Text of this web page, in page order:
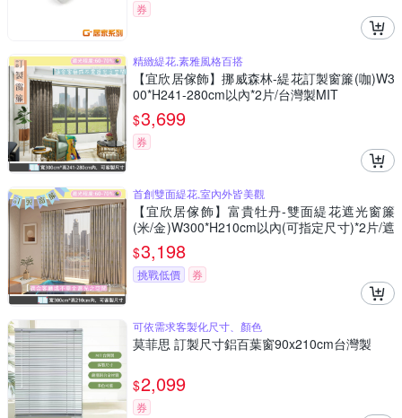
券
精緻緹花,素雅風格百搭
【宜欣居傢飾】挪威森林-緹花訂製窗簾(咖)W3
00*H241-280cm以內*2片/台灣製MIT
$3,699
券
首創雙面緹花,室內外皆美觀
【宜欣居傢飾】富貴牡丹-雙面緹花遮光窗簾
(米/金)W300*H210cm以內(可指定尺寸)*2片/遮
光/摺景/落地/窗簾/台灣製MIT
$3,198
挑戰低價 券
可依需求客製化尺寸、顏色
莫菲思 訂製尺寸鋁百葉窗90x210cm台灣製
$2,099
券